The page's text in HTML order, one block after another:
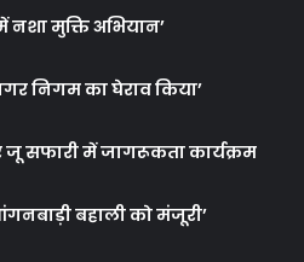
मुक्ति अभियान’
निगम का घेराव किया’
जू सफारी में जागरूकता कार्यक्रम
बहाली को मंजूरी’